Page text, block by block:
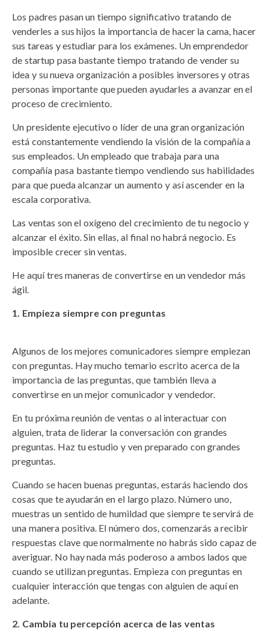
Los padres pasan un tiempo significativo tratando de
venderles a sus hijos la importancia de hacer la cama, hacer
sus tareas y estudiar para los exámenes. Un emprendedor
de startup pasa bastante tiempo tratando de vender su
idea y su nueva organización a posibles inversores y otras
personas importante que pueden ayudarles a avanzar en el
proceso de crecimiento.
Un presidente ejecutivo o líder de una gran organización
está constantemente vendiendo la visión de la compañía a
sus empleados. Un empleado que trabaja para una
compañía pasa bastante tiempo vendiendo sus habilidades
para que pueda alcanzar un aumento y así ascender en la
escala corporativa.
Las ventas son el oxígeno del crecimiento de tu negocio y
alcanzar el éxito. Sin ellas, al final no habrá negocio. Es
imposible crecer sin ventas.
He aquí tres maneras de convertirse en un vendedor más
ágil.
Empieza siempre con preguntas
Algunos de los mejores comunicadores siempre empiezan
con preguntas. Hay mucho temario escrito acerca de la
importancia de las preguntas, que también lleva a
convertirse en un mejor comunicador y vendedor.
En tu próxima reunión de ventas o al interactuar con
alguien, trata de liderar la conversación con grandes
preguntas. Haz tu estudio y ven preparado con grandes
preguntas.
Cuando se hacen buenas preguntas, estarás haciendo dos
cosas que te ayudarán en el largo plazo. Número uno,
muestras un sentido de humildad que siempre te servirá de
una manera positiva. El número dos, comenzarás a recibir
respuestas clave que normalmente no habrás sido capaz de
averiguar. No hay nada más poderoso a ambos lados que
cuando se utilizan preguntas. Empieza con preguntas en
cualquier interacción que tengas con alguien de aquí en
adelante.
Cambia tu percepción acerca de las ventas